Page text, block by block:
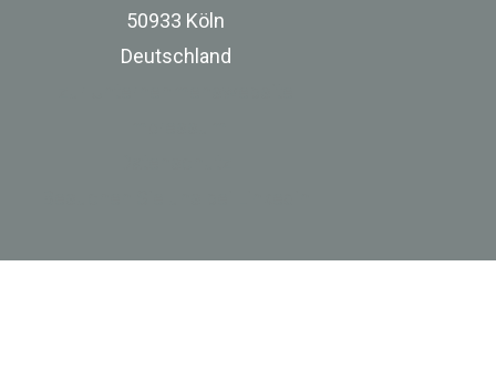
50933 Köln
Deutschland